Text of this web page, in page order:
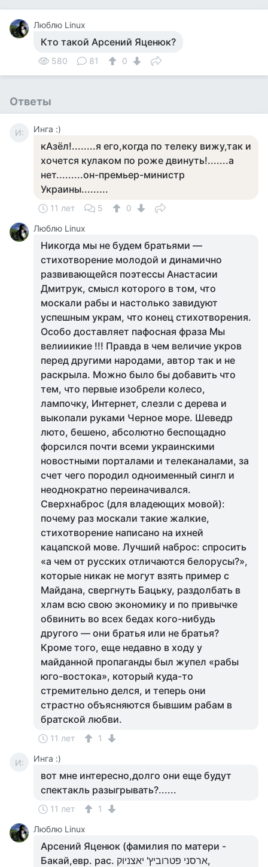
Люблю Linux
Кто такой Арсений Яценюк?
580 81 0
Ответы
И: Инга :)
кАзёл!........я его,когда по телеку вижу,так и
хочется кулаком по роже двинуть!.......а
нет.........он-премьер-министр
Украины.........
11 лет 5
0
Люблю Linux
Никогда мы не будем братьями —
стихотворение молодой и динамично
развивающейся поэтессы Анастасии
Дмитрук, смысл которого в том, что
москали рабы и настолько завидуют
успешным украм, что конец стихотворения.
Особо доставляет пафосная фраза Мы
велииикие !!! Правда в чем величие укров
перед другими народами, автор так и не
раскрыла. Можно было бы добавить что
тем, что первые изобрели колесо,
лампочку, Интернет, слезли с дерева и
выкопали руками Черное море. Шеведр
люто, бешено, абсолютно беспощадно
форсился почти всеми украинскими
новостными порталами и телеканалами, за
счет чего породил одноименный сингл и
неоднократно переиначивался.
Сверхнаброс (для владеющих мовой):
почему раз москали такие жалкие,
стихотворение написано на ихней
кацапской мове. Лучший наброс: спросить
«а чем от русских отличаются белорусы?»,
которые никак не могут взять пример с
Майдана, свергнуть Бацьку, раздолбать в
хлам всю свою экономику и по привычке
обвинить во всех бедах кого-нибудь
другого — они братья или не братья?
Кроме того, еще недавно в ходу у
майданной пропаганды был жупел «рабы
юго-востока», который куда-то
стремительно делся, и теперь они
страстно объясняются бывшим рабам в
братской любви.
11 лет 1
И: Инга :)
вот мне интересно,долго они еще будут
спектакль разыгрывать?......
11 лет
1
Люблю Linux
Арсений Яценюк (фамилия по матери -
Бакай,евр. рас. ארסני פטרוביץ' יאצניוק,